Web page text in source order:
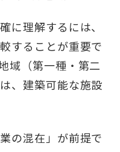
に理解するには、
することが重要で
域（第一種・第二
、建築可能な施設
の混在」が前提で